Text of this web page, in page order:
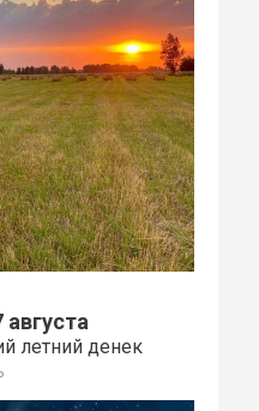
летний денек